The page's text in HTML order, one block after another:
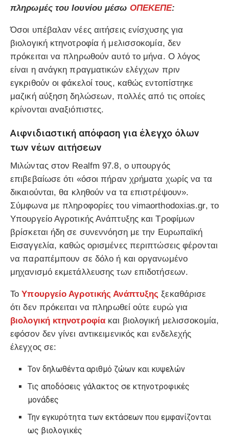
πληρωμές του Ιουνίου μέσω ΟΠΕΚΕΠΕ:
Όσοι υπέβαλαν νέες αιτήσεις ενίσχυσης για
βιολογική κτηνοτροφία ή μελισσοκομία, δεν
πρόκειται να πληρωθούν αυτό το μήνα. Ο λόγος
είναι η ανάγκη πραγματικών ελέγχων πριν
εγκριθούν οι φάκελοί τους, καθώς εντοπίστηκε
μαζική αύξηση δηλώσεων, πολλές από τις οποίες
κρίνονται αναξιόπιστες.
Αιφνιδιαστική απόφαση για έλεγχο όλων
των νέων αιτήσεων
Μιλώντας στον Realfm 97.8, ο υπουργός
επιβεβαίωσε ότι «όσοι πήραν χρήματα χωρίς να τα
δικαιούνται, θα κληθούν να τα επιστρέψουν».
Σύμφωνα με πληροφορίες του vimaorthodoxias.gr, το
Υπουργείο Αγροτικής Ανάπτυξης και Τροφίμων
βρίσκεται ήδη σε συνεννόηση με την Ευρωπαϊκή
Εισαγγελία, καθώς ορισμένες περιπτώσεις φέρονται
να παραπέμπουν σε δόλο ή και οργανωμένο
μηχανισμό εκμετάλλευσης των επιδοτήσεων.
ΤοΥπουργείο Αγροτικής Ανάπτυξης ξεκαθάρισε
ότι δεν πρόκειται να πληρωθεί ούτε ευρώ για
βιολογική κτηνοτροφία και βιολογική μελισσοκομία,
εφόσον δεν γίνει αντικειμενικός και ενδελεχής
έλεγχος σε:
Τον δηλωθέντα αριθμό ζώων και κυψελών
Τις αποδόσεις γάλακτος σε κτηνοτροφικές
μονάδες
Την εγκυρότητα των εκτάσεων που εμφανίζονται
ως βιολογικές